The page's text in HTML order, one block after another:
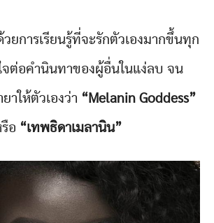
วยการเรียนรู้ที่จะรักตัวเองมากขึ้นทุก
จต่อคำนินทาของผู้อื่นในแง่ลบ จน
าให้ตัวเองว่า “Melanin Goddess”
อ “เทพธิดาเมลานิน”